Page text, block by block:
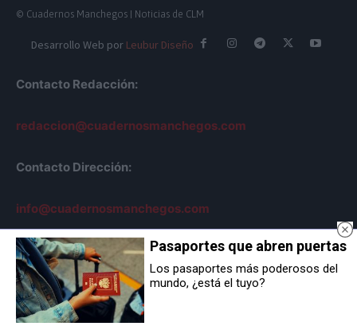
© Cuadernos Manchegos | Noticias de CLM
Desarrollo Web por Leubur Diseño
Contacto Redacción:
redaccion@cuadernosmanchegos.com
Contacto Dirección:
info@cuadernosmanchegos.com
Sobre Nosotros
Pasaportes que abren puertas
Los pasaportes más poderosos del
mundo, ¿está el tuyo?